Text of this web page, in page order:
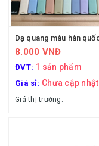
8.000 VNĐ
ĐVT: 1 sản phẩm
Giá sỉ: Chưa cập nhật
Giá thị trường: